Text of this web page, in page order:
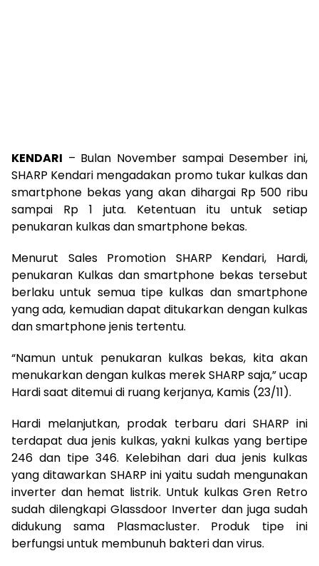
KENDARI – Bulan November sampai Desember ini,
SHARP Kendari mengadakan promo tukar kulkas dan
smartphone bekas yang akan dihargai Rp 500 ribu
sampai Rp 1 juta. Ketentuan itu untuk setiap
penukaran kulkas dan smartphone bekas.
Menurut Sales Promotion SHARP Kendari, Hardi,
penukaran Kulkas dan smartphone bekas tersebut
berlaku untuk semua tipe kulkas dan smartphone
yang ada, kemudian dapat ditukarkan dengan kulkas
dan smartphone jenis tertentu.
“Namun untuk penukaran kulkas bekas, kita akan
menukarkan dengan kulkas merek SHARP saja,” ucap
Hardi saat ditemui di ruang kerjanya, Kamis (23/11).
Hardi melanjutkan, prodak terbaru dari SHARP ini
terdapat dua jenis kulkas, yakni kulkas yang bertipe
246 dan tipe 346. Kelebihan dari dua jenis kulkas
yang ditawarkan SHARP ini yaitu sudah mengunakan
inverter dan hemat listrik. Untuk kulkas Gren Retro
sudah dilengkapi Glassdoor Inverter dan juga sudah
didukung sama Plasmacluster. Produk tipe ini
berfungsi untuk membunuh bakteri dan virus.